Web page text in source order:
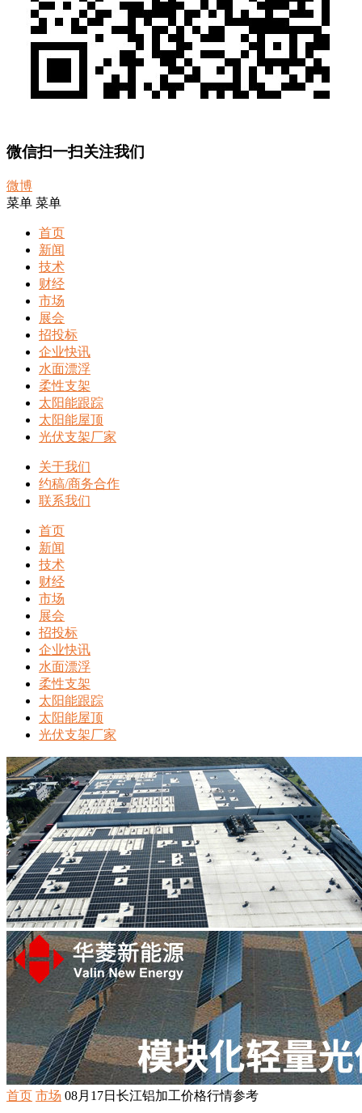
微信扫一扫关注我们
微博
菜单 菜单
首页
新闻
技术
财经
市场
展会
招投标
企业快讯
水面漂浮
柔性支架
太阳能跟踪
太阳能屋顶
光伏支架厂家
关于我们
约稿/商务合作
联系我们
首页
新闻
技术
财经
市场
展会
招投标
企业快讯
水面漂浮
柔性支架
太阳能跟踪
太阳能屋顶
光伏支架厂家
首页 市场 08月17日长江铝加工价格行情参考